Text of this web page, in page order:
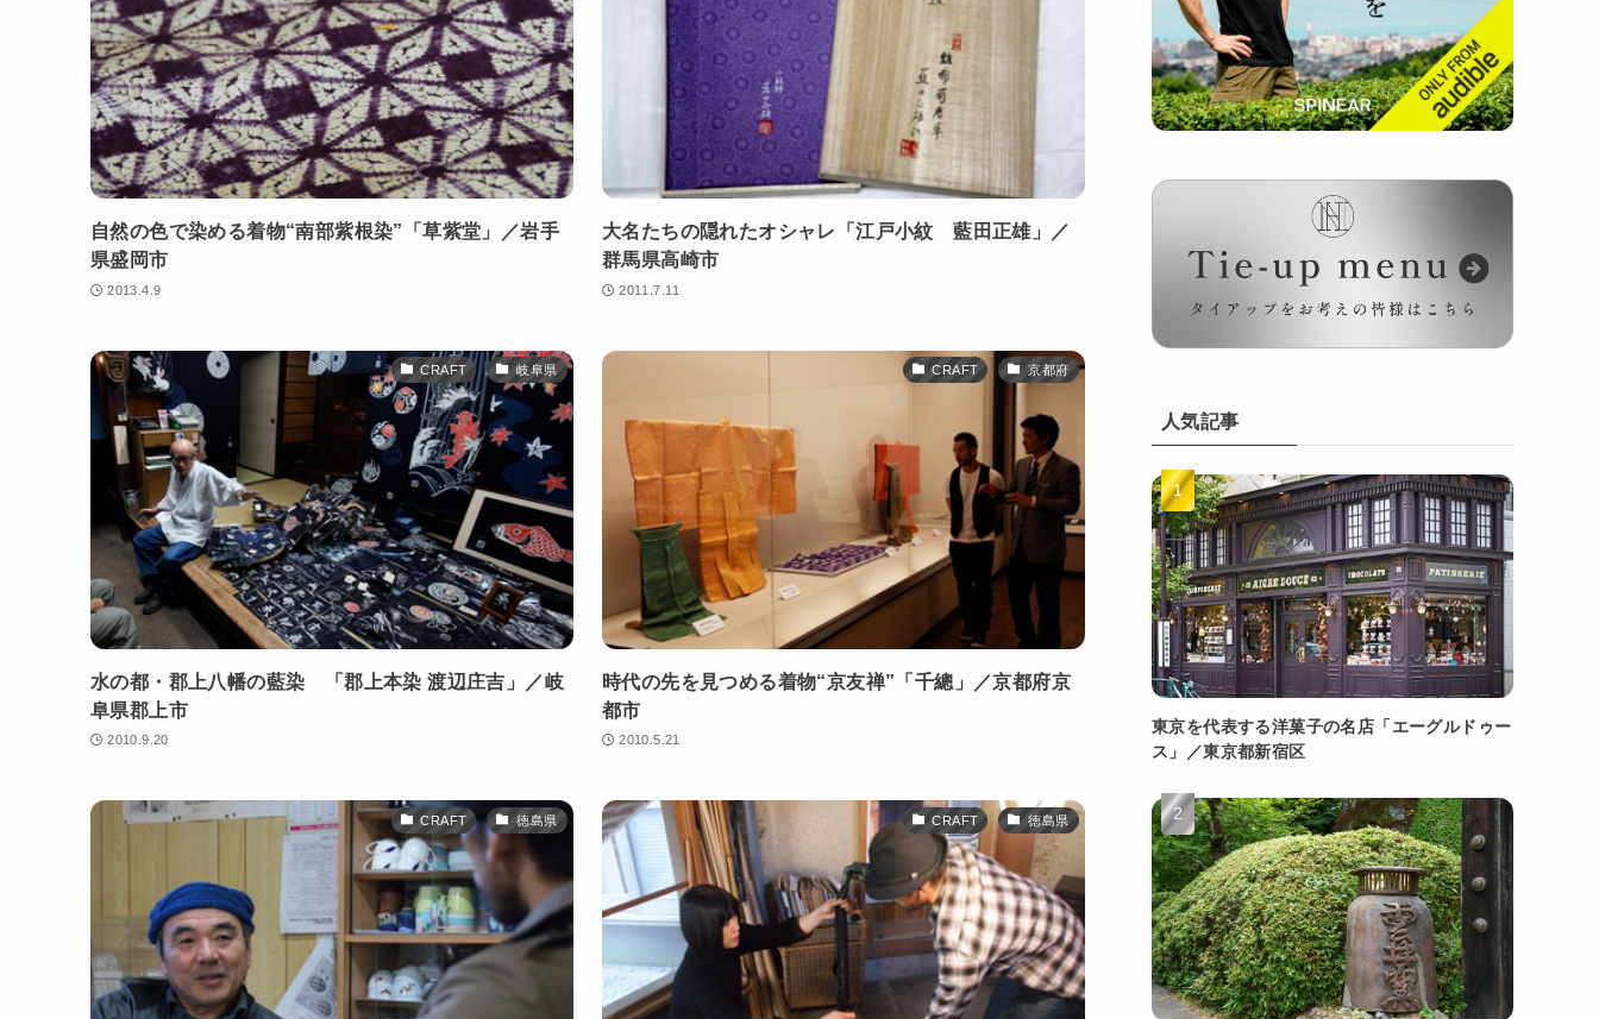
自然の色で染める着物“南部紫根染”「草紫堂」／岩手
県盛岡市
2013.4.9
大名たちの隠れたオシャレ「江戸小紋 藍田正雄」／
群馬県高崎市
2011.7.11
CRAFT 岐阜県
水の都・郡上八幡の藍染 「郡上本染 渡辺庄吉」／岐
阜県郡上市
2010.9.20
CRAFT 京都府
時代の先を見つめる着物“京友禅”「千總」／京都府京
都市
2010.5.21
CRAFT 徳島県 CRAFT 徳島県
人気記事
東京を代表する洋菓子の名店「エーグルドゥー
ス」／東京都新宿区